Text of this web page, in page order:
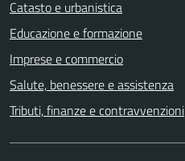
Catasto e urbanistica
Educazione e formazione
Imprese e commercio
Salute, benessere e assistenza
Tributi, finanze e contravvenzioni